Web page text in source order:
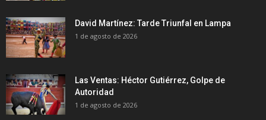
David Martínez: Tarde Triunfal en Lampa
1 de agosto de 2026
Las Ventas: Héctor Gutiérrez, Golpe de
Autoridad
1 de agosto de 2026